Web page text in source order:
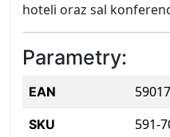
hoteli oraz sal
Parametry:
EAN
SKU 591-